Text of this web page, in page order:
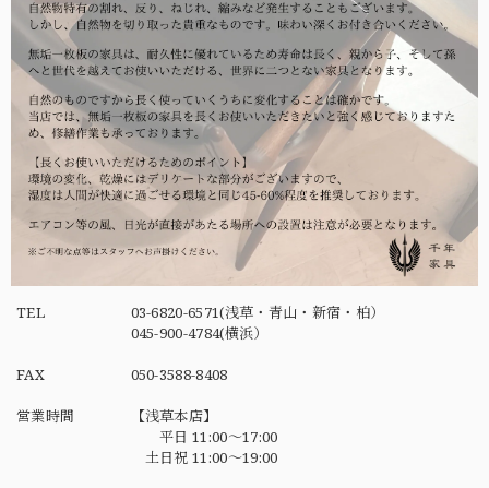
TEL
03-6820-6571(浅草・青山・新宿・柏）
045-900-4784(横浜）
FAX 050-3588-8408
営業時間
【浅草本店】
平日 11:00～17:00
土日祝 11:00～19:00